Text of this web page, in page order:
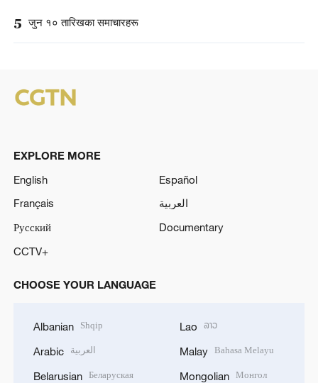
5 जुन १० तारिखका समाचारहरू
EXPLORE MORE
English
Español
Français
العربية
Русский
Documentary
CCTV+
CHOOSE YOUR LANGUAGE
Albanian Shqip
Arabic العربية
Belarusian Беларуская
Lao ລາວ
Malay Bahasa Melayu
Mongolian Монгол